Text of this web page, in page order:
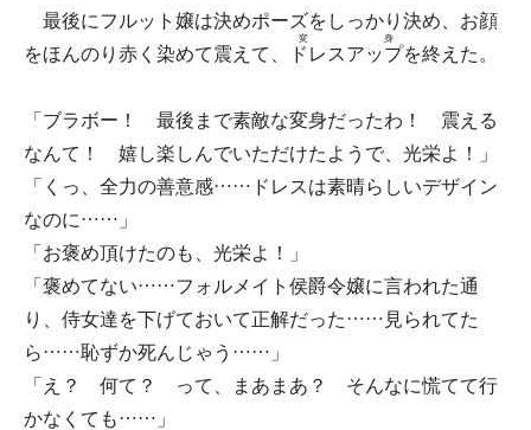
最後にフルット嬢は決めポーズをしっかり決め、お顔
をほんのり赤く染めて震えて、
ドレスアップ
変身
を終えた。
「ブラボー！ 最後まで素敵な変身だったわ！ 震える
なんて！ 嬉し楽しんでいただけたようで、光栄よ！」
「くっ、全力の善意感……ドレスは素晴らしいデザイン
なのに……」
「お褒め頂けたのも、光栄よ！」
「褒めてない……フォルメイト侯爵令嬢に言われた通
り、侍女達を下げておいて正解だった……見られてた
ら……恥ずか死んじゃう……」
「え？ 何て？ って、まあまあ？ そんなに慌てて行
かなくても……」